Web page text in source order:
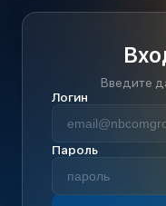
Введите
Логин
Пароль